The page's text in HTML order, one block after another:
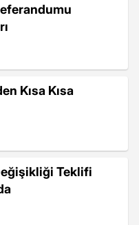
Kısa Kısa
Teklifi